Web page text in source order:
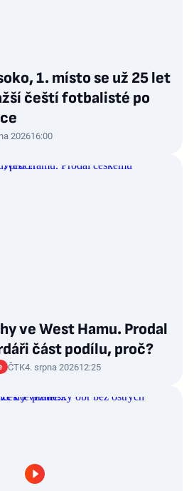
1. místo se už 25 let
čeští fotbalisté po
202616:00
ve West Hamu. Prodal
část podílu, proč?
ČTK4. srpna 202612:25